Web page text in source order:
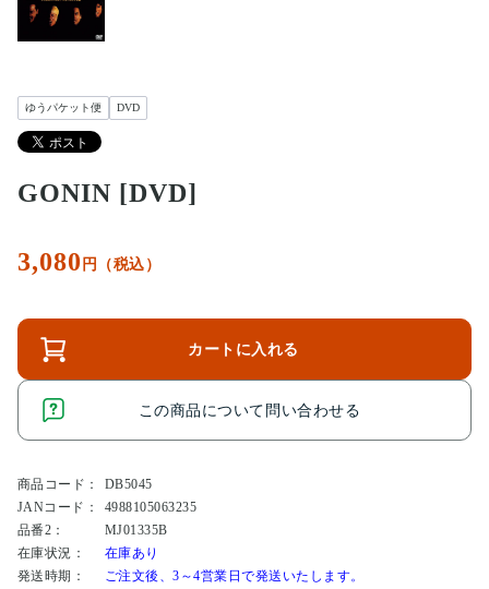
ゆうパケット便 DVD
GONIN [DVD]
3,080 円（税込）
カートに入れる
この商品について問い合わせる
商品コード：
DB5045
JANコード：
4988105063235
品番2：
MJ01335B
在庫状況：
在庫あり
発送時期：
ご注文後、3～4営業日で発送いたします。